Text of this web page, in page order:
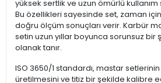
yüksek sertlik ve uzun ömürlü
Bu özellikleri sayesinde set, zaman
doğru ölçüm sonuçları verir. Karbür
setin uzun yıllar boyunca sorunsuz bir
olanak tanır.
ISO 3650/1 standardı, mastar
üretilmesini ve titiz bir şekilde kalibre